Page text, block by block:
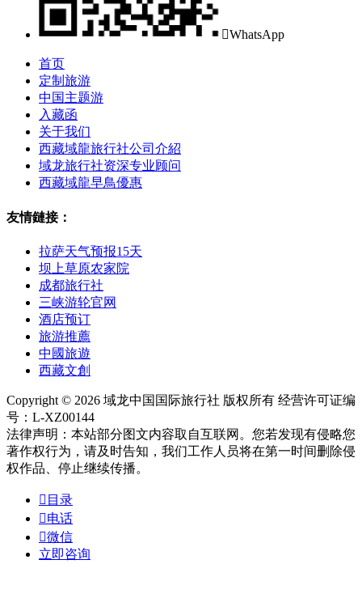
WhatsApp
首页
定制旅游
中国主题游
入藏函
关于我们
西藏域龍旅行社公司介紹
域龙旅行社资深专业顾问
西藏域龍早鳥優惠
友情鏈接：
拉萨天气预报15天
坝上草原农家院
成都旅行社
三峡游轮官网
酒店预订
旅游推薦
中國旅遊
西藏文創
Copyright © 2026 域龙中国国际旅行社 版权所有 经营许可证编
号：L-XZ00144
法律声明：本站部分图文内容取自互联网。您若发现有侵略您
著作权行为，请及时告知，我们工作人员将在第一时间删除侵
权作品、停止继续传播。
 目录
电话
微信
立即咨询